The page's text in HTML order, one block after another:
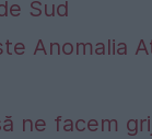
Sud
Anomalia
ne facem